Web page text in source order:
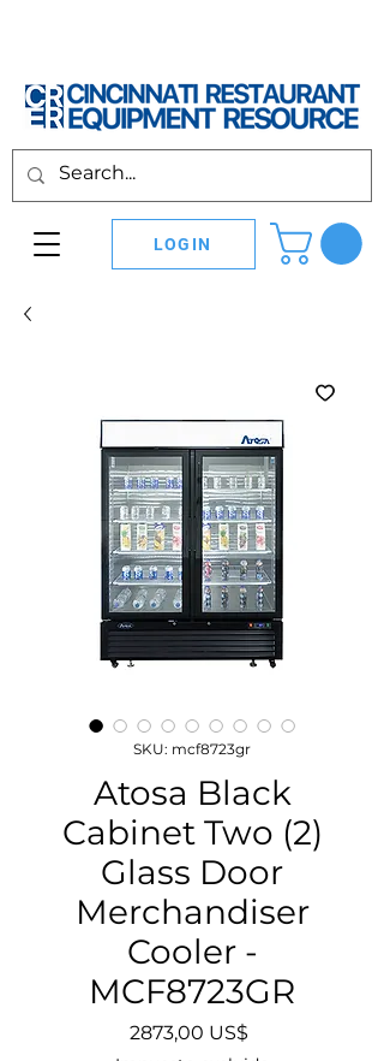
LOGIN
SKU: mcf8723gr
Atosa Black
Cabinet Two (2)
Glass Door
Merchandiser
Cooler -
MCF8723GR
2873,00 US$